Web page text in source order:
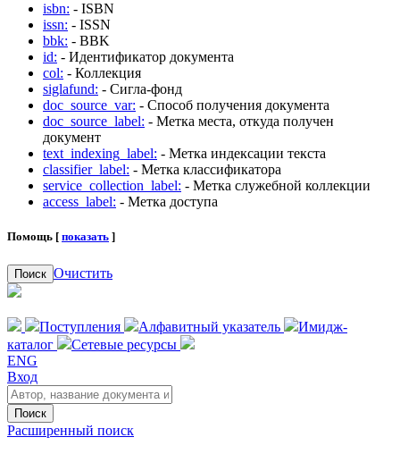
isbn: - ISBN
issn: - ISSN
bbk: - BBK
id: - Идентификатор документа
col: - Коллекция
siglafund: - Сигла-фонд
doc_source_var: - Способ получения документа
doc_source_label: - Метка места, откуда получен
документ
text_indexing_label: - Метка индексации текста
classifier_label: - Метка классификатора
service_collection_label: - Метка служебной коллекции
access_label: - Метка доступа
Помощь [ показать ]
Поиск Очистить
Поступления Алфавитный указатель
Имидж-
каталог
Сетевые ресурсы
ENG
Вход
Поиск
Расширенный поиск